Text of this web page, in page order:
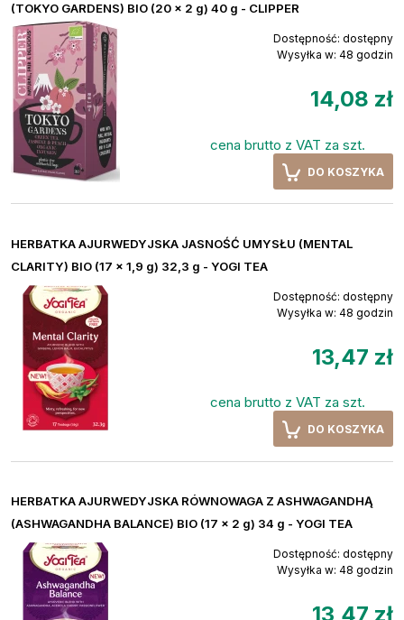
(TOKYO GARDENS) BIO (20 x 2 g) 40 g - CLIPPER
Dostępność: dostępny
Wysyłka w: 48 godzin
14,08 zł
cena brutto z VAT za szt.
DO KOSZYKA
HERBATKA AJURWEDYJSKA JASNOŚĆ UMYSŁU (MENTAL
CLARITY) BIO (17 x 1,9 g) 32,3 g - YOGI TEA
Dostępność: dostępny
Wysyłka w: 48 godzin
13,47 zł
cena brutto z VAT za szt.
DO KOSZYKA
HERBATKA AJURWEDYJSKA RÓWNOWAGA Z ASHWAGANDHĄ
(ASHWAGANDHA BALANCE) BIO (17 x 2 g) 34 g - YOGI TEA
Dostępność: dostępny
Wysyłka w: 48 godzin
13,47 zł